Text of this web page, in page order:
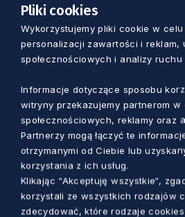
KULTURA
Jak zmienił się świat po
filozofa
Dorota Kulka
Pliki cookies
Wykorzystujemy pliki cookie w
personalizacji zawartości i reklam,
społecznościowych i analizy ruchu
Informacje dotyczące sposobu
witryny przekazujemy partnerom w
społecznościowych, reklamy oraz
Partnerzy mogą łączyć te
otrzymanymi od Ciebie lub
korzystania z ich usług.
Klikając “Akceptuję wszystkie“,
korzystali ze wszystkich rodzajów
zdecydować, które rodzaje